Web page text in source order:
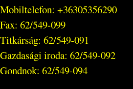
Mobiltelefon: +36305356290
Fax: 62/549-099
Titkárság: 62/549-091
Gazdasági iroda: 62/549-092
Gondnok: 62/549-094